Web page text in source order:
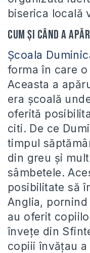
biserica locală
Cum și când a
Școala
forma în care
Aceasta a
era școală
oferită
citi. De ce
timpul
din greu și
sâmbetele.
posibilitate să
Anglia,
au oferit
învețe din
copiii învățau